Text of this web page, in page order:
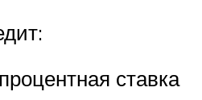
ставка